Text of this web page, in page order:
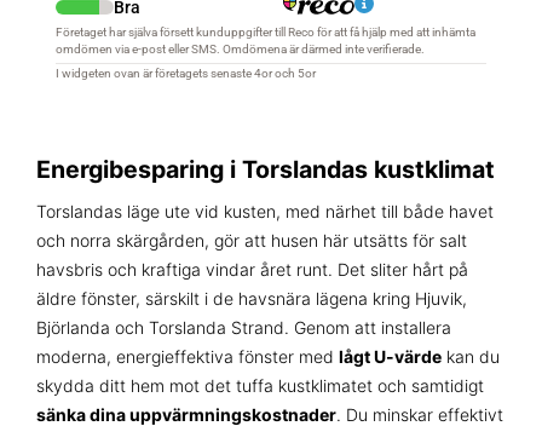
Energibesparing i Torslandas kustklimat
Torslandas läge ute vid kusten, med närhet till både havet
och norra skärgården, gör att husen här utsätts för salt
havsbris och kraftiga vindar året runt. Det sliter hårt på
äldre fönster, särskilt i de havsnära lägena kring Hjuvik,
Björlanda och Torslanda Strand. Genom att installera
moderna, energieffektiva fönster med lågt U-värde kan du
skydda ditt hem mot det tuffa kustklimatet och samtidigt
sänka dina uppvärmningskostnader. Du minskar effektivt